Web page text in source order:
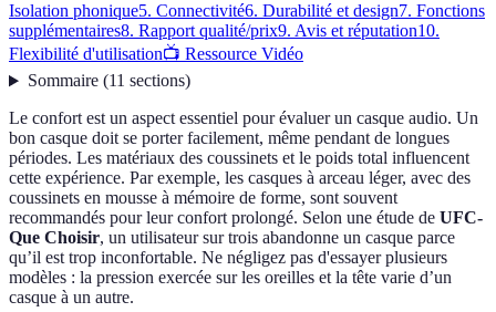
Isolation phonique5. Connectivité6. Durabilité et design7. Fonctions
supplémentaires8. Rapport qualité/prix9. Avis et réputation10.
Flexibilité d'utilisation📺 Ressource Vidéo
Sommaire(11 sections)
Le confort est un aspect essentiel pour évaluer un casque audio. Un
bon casque doit se porter facilement, même pendant de longues
périodes. Les matériaux des coussinets et le poids total influencent
cette expérience. Par exemple, les casques à arceau léger, avec des
coussinets en mousse à mémoire de forme, sont souvent
recommandés pour leur confort prolongé. Selon une étude de UFC-
Que Choisir, un utilisateur sur trois abandonne un casque parce
qu’il est trop inconfortable. Ne négligez pas d'essayer plusieurs
modèles : la pression exercée sur les oreilles et la tête varie d’un
casque à un autre.